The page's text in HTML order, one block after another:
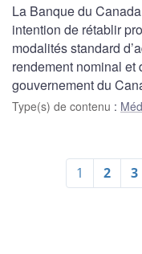
La Banque du
intention de rétablir
modalités standard
rendement nominal et
gouvernement du
Type(s) de contenu :
1 2 3